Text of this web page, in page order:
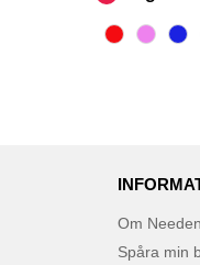
Om Needen
Spåra min